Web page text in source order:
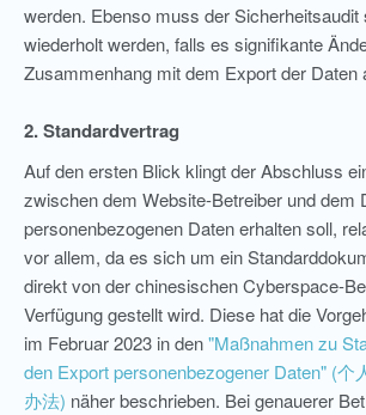
werden. Ebenso muss der Sicherheitsaudit
wiederholt werden, falls es signifikante
Zusammenhang mit dem Export der Daten
2. Standardvertrag
Auf den ersten Blick klingt der Abschluss
zwischen dem Website-Betreiber und dem
personenbezogenen Daten erhalten soll,
vor allem, da es sich um ein
direkt von der chinesischen Cyberspace-
Verfügung gestellt wird. Diese hat die
im Februar 2023 in den"Maßnahmen zu
den Export personenbezogener Daten" (个
办法) näher beschrieben. Bei genauerer